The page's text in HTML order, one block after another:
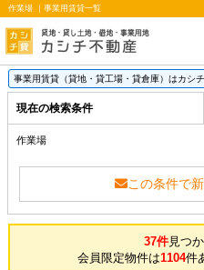
作業場 ｜事業用賃貸一覧
事業用賃貸（貸地・貸工場・貸倉庫）はカシ
現在の検索条件
作業場
この条件で
37件見つ
会員限定物件は1104件